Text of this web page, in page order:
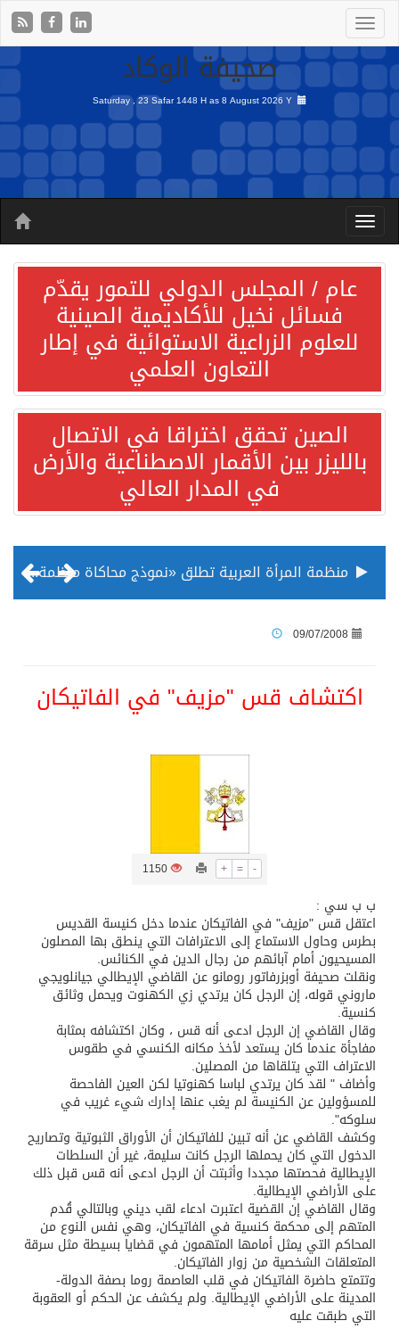
صحيفة الوكاد
Saturday , 23 Safar 1448 H as8 August 2026 Y
عام / المجلس الدولي للتمور يقدّم
فسائل نخيل للأكاديمية الصينية
للعلوم الزراعية الاستوائية في إطار
التعاون العلمي
الصين تحقق اختراقا في الاتصال
بالليزر بين الأقمار الاصطناعية والأرض
في المدار العالي
منظمة المرأة العربية تطلق «نموذج محاكاة منظمة المرأة العربية للشباب» بمشاركة 10 دول عربية..غدًا
كسوة الكعبة تعتلي البيت العتيق
09/07/2008
اكتشاف قس "مزيف" في الفاتيكان
+ = -
1150
ب ب سي :
اعتقل قس "مزيف" في الفاتيكان عندما دخل كنيسة القديس
بطرس وحاول الاستماع إلى الاعترافات التي ينطق بها المصلون
المسيحيون أمام آبائهم من رجال الدين في الكنائس.
ونقلت صحيفة أوبزرفاتور رومانو عن القاضي الإيطالي جيانلويجي
ماروني قوله، إن الرجل كان يرتدي زي الكهنوت ويحمل وثائق
كنسية.
وقال القاضي إن الرجل ادعى أنه قس ، وكان اكتشافه بمثابة
مفاجأة عندما كان يستعد لأخذ مكانه الكنسي في طقوس
الاعتراف التي يتلقاها من المصلين.
وأضاف " لقد كان يرتدي لباسا كهنوتيا لكن العين الفاحصة
للمسؤولين عن الكنيسة لم يغب عنها إدارك شيء غريب في
سلوكه".
وكشف القاضي عن أنه تبين للفاتيكان أن الأوراق الثبوتية وتصاريح
الدخول التي كان يحملها الرجل كانت سليمة، غير أن السلطات
الإيطالية فحصتها مجددا وأثبتت أن الرجل ادعى أنه قس قبل ذلك
على الأراضي الإيطالية.
وقال القاضي إن القضية اعتبرت ادعاء لقب ديني وبالتالي قُدم
المتهم إلى محكمة كنسية في الفاتيكان، وهي نفس النوع من
المحاكم التي يمثل أمامها المتهمون في قضايا بسيطة مثل سرقة
المتعلقات الشخصية من زوار الفاتيكان.
وتتمتع حاضرة الفاتيكان في قلب العاصمة روما بصفة الدولة-
المدينة على الأراضي الإيطالية. ولم يكشف عن الحكم أو العقوبة
التي طبقت عليه